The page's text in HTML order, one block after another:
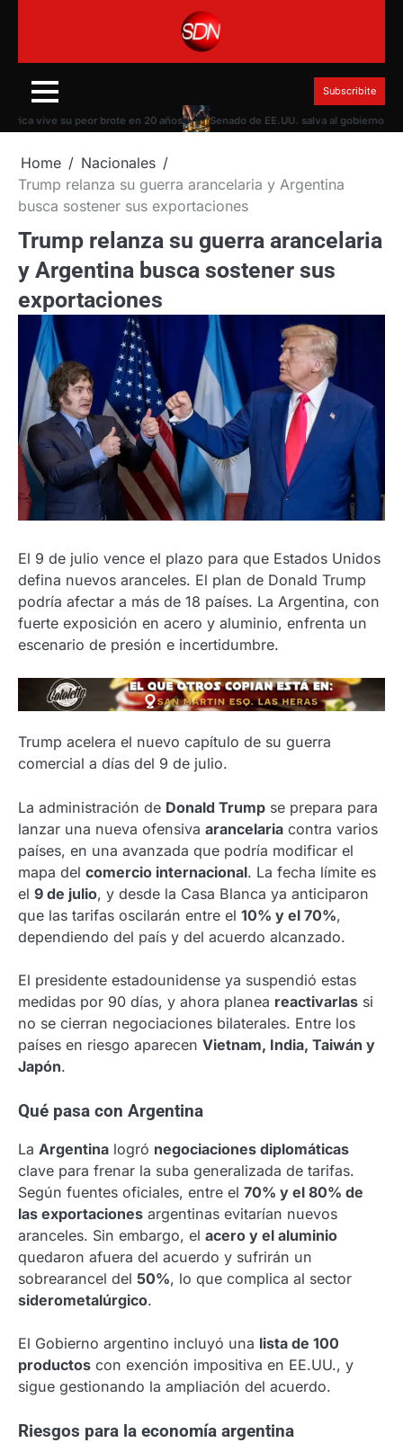
Subscribite
vive su peor brote en 20 años Senado de EE.UU. salva al gobierno Trump
Home
Nacionales
Trump relanza su guerra arancelaria y Argentina
busca sostener sus exportaciones
Trump relanza su guerra arancelaria
y Argentina busca sostener sus
exportaciones
El 9 de julio vence el plazo para que Estados Unidos
defina nuevos aranceles. El plan de Donald Trump
podría afectar a más de 18 países. La Argentina, con
fuerte exposición en acero y aluminio, enfrenta un
escenario de presión e incertidumbre.
Trump acelera el nuevo capítulo de su guerra
comercial a días del 9 de julio.
La administración de Donald Trump se prepara para
lanzar una nueva ofensiva arancelaria contra varios
países, en una avanzada que podría modificar el
mapa del comercio internacional. La fecha límite es
el 9 de julio, y desde la Casa Blanca ya anticiparon
que las tarifas oscilarán entre el 10% y el 70%,
dependiendo del país y del acuerdo alcanzado.
El presidente estadounidense ya suspendió estas
medidas por 90 días, y ahora planea reactivarlas si
no se cierran negociaciones bilaterales. Entre los
países en riesgo aparecen Vietnam, India, Taiwán y
Japón.
Qué pasa con Argentina
La Argentina logró negociaciones diplomáticas
clave para frenar la suba generalizada de tarifas.
Según fuentes oficiales, entre el 70% y el 80% de
las exportaciones argentinas evitarían nuevos
aranceles. Sin embargo, el acero y el aluminio
quedaron afuera del acuerdo y sufrirán un
sobrearancel del 50%, lo que complica al sector
siderometalúrgico.
El Gobierno argentino incluyó una lista de 100
productos con exención impositiva en EE.UU., y
sigue gestionando la ampliación del acuerdo.
Riesgos para la economía argentina